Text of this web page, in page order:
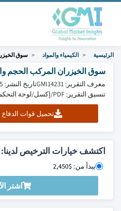
الرئيسية الكيمياء والمواد سوق
سوق الخيزران المركب الحجم والمشاركة
معرف التقرير: GMI14231
تاريخ النشر: June 2025
تنسيق التقرير: PDF/إكسل/لوحة التحكم/منصة
تحميل قوات الدفاع
اكتشف خيارات الترخيص لدينا:
يبدأ من: $2,450
اشتر